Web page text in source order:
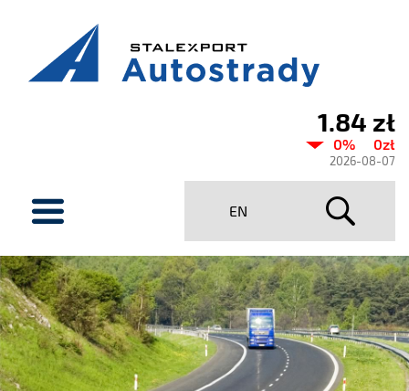
Stalexport
Autostrady
SA
1.84 zł
0% 0zł
2026-08-07
EN